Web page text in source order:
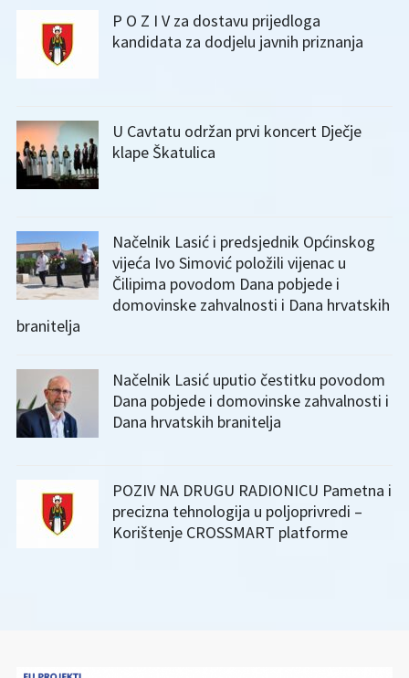
P O Z I V za dostavu prijedloga
kandidata za dodjelu javnih priznanja
U Cavtatu održan prvi koncert Dječje
klape Škatulica
Načelnik Lasić i predsjednik Općinskog
vijeća Ivo Simović položili vijenac u
Čilipima povodom Dana pobjede i
domovinske zahvalnosti i Dana hrvatskih
branitelja
Načelnik Lasić uputio čestitku povodom
Dana pobjede i domovinske zahvalnosti i
Dana hrvatskih branitelja
POZIV NA DRUGU RADIONICU Pametna i
precizna tehnologija u poljoprivredi –
Korištenje CROSSMART platforme